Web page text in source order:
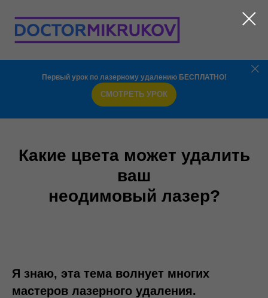
Первый урок по лазерному удалению БЕСПЛАТНО!
СМОТРЕТЬ УРОК
Какие цвета может удалить
ваш
неодимовый лазер?
Я знаю, эта тема волнует многих
мастеров лазерного удаления.